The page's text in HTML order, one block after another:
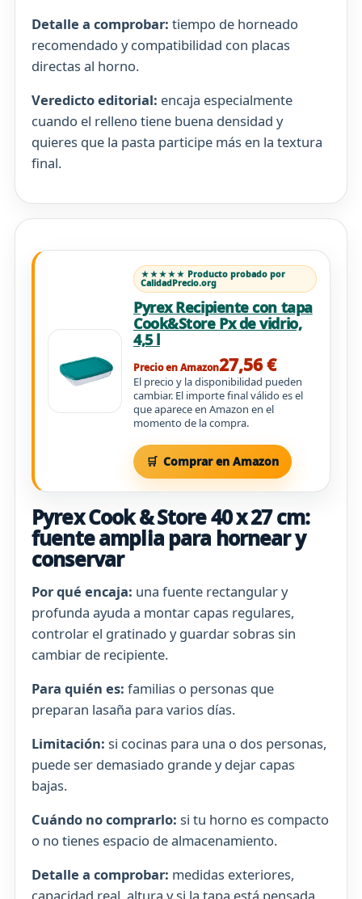
Detalle a comprobar: tiempo de horneado
recomendado y compatibilidad con placas
directas al horno.
Veredicto editorial: encaja especialmente
cuando el relleno tiene buena densidad y
quieres que la pasta participe más en la textura
final.
★★★★★ Producto probado por
CalidadPrecio.org
Pyrex Recipiente con tapa
Cook&Store Px de vidrio,
4,5 l
Precio en Amazon27,56 €
El precio y la disponibilidad pueden
cambiar. El importe final válido es el
que aparece en Amazon en el
momento de la compra.
Comprar en Amazon
Pyrex Cook & Store 40 x 27 cm:
fuente amplia para hornear y
conservar
Por qué encaja: una fuente rectangular y
profunda ayuda a montar capas regulares,
controlar el gratinado y guardar sobras sin
cambiar de recipiente.
Para quién es: familias o personas que
preparan lasaña para varios días.
Limitación: si cocinas para una o dos personas,
puede ser demasiado grande y dejar capas
bajas.
Cuándo no comprarlo: si tu horno es compacto
o no tienes espacio de almacenamiento.
Detalle a comprobar: medidas exteriores,